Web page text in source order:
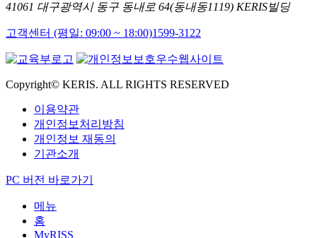
41061 대구광역시 동구 동내로 64(동내동1119) KERIS빌딩
고객센터 (평일: 09:00 ~ 18:00)1599-3122
Copyright© KERIS. ALL RIGHTS RESERVED
이용약관
개인정보처리방침
개인정보 재동의
기관소개
PC 버전 바로가기
메뉴
홈
MyRISS